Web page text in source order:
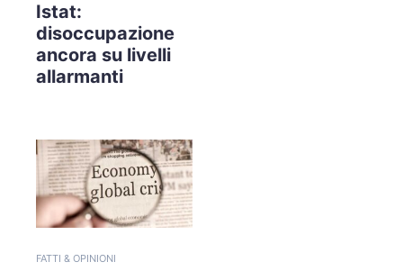
Istat:
disoccupazione
ancora su livelli
allarmanti
FATTI & OPINIONI